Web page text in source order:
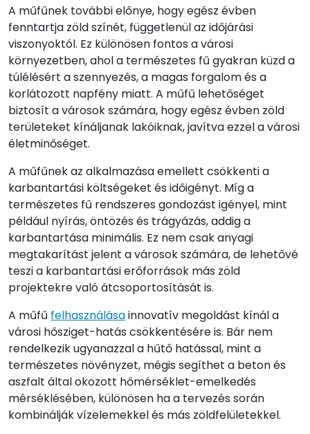
A műfűnek további előnye, hogy egész évben
fenntartja zöld színét, függetlenül az időjárási
viszonyoktól. Ez különösen fontos a városi
környezetben, ahol a természetes fű gyakran küzd a
túlélésért a szennyezés, a magas forgalom és a
korlátozott napfény miatt. A műfű lehetőséget
biztosít a városok számára, hogy egész évben zöld
területeket kínáljanak lakóiknak, javítva ezzel a városi
életminőséget.
A műfűnek az alkalmazása emellett csökkenti a
karbantartási költségeket és időigényt. Míg a
természetes fű rendszeres gondozást igényel, mint
például nyírás, öntözés és trágyázás, addig a
karbantartása minimális. Ez nem csak anyagi
megtakarítást jelent a városok számára, de lehetővé
teszi a karbantartási erőforrások más zöld
projektekre való átcsoportosítását is.
A műfű felhasználásainnovatív megoldást kínál a
városi hősziget-hatás csökkentésére is. Bár nem
rendelkezik ugyanazzal a hűtő hatással, mint a
természetes növényzet, mégis segíthet a beton és
aszfalt által okozott hőmérséklet-emelkedés
mérséklésében, különösen ha a tervezés során
kombinálják vízelemekkel és más zöldfelületekkel.